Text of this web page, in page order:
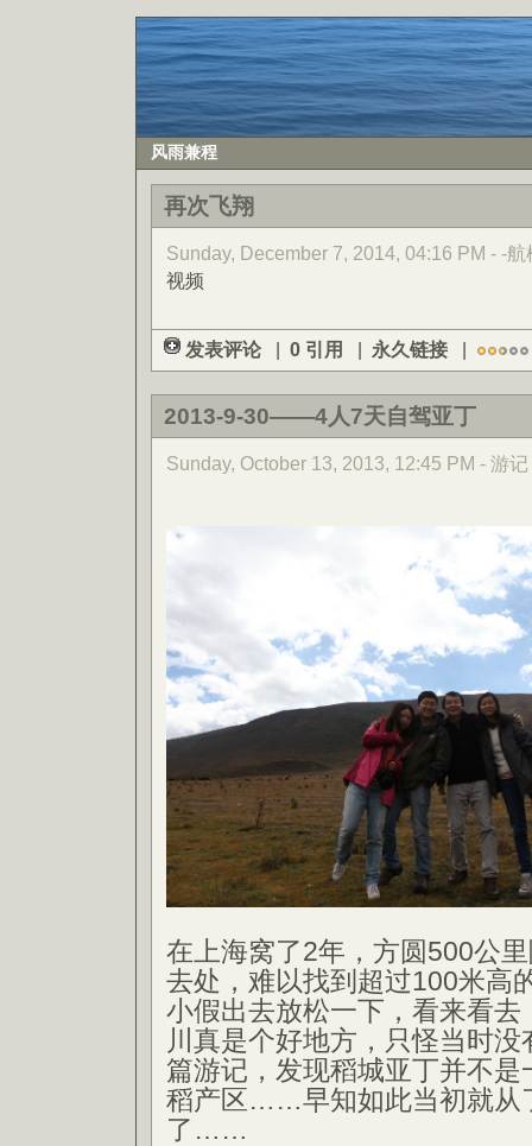
风雨兼程
再次飞翔
Sunday, December 7, 2014, 04:16 PM - -航
视频
发表评论 | 0 引用 | 永久链接 |
2013-9-30——4人7天自驾亚丁
Sunday, October 13, 2013, 12:45 PM - 游记
在上海窝了2年，方圆500公
去处，难以找到超过100米高
小假出去放松一下，看来看
川真是个好地方，只怪当时
篇游记，发现稻城亚丁并不是
稻产区……早知如此当初就从
了……